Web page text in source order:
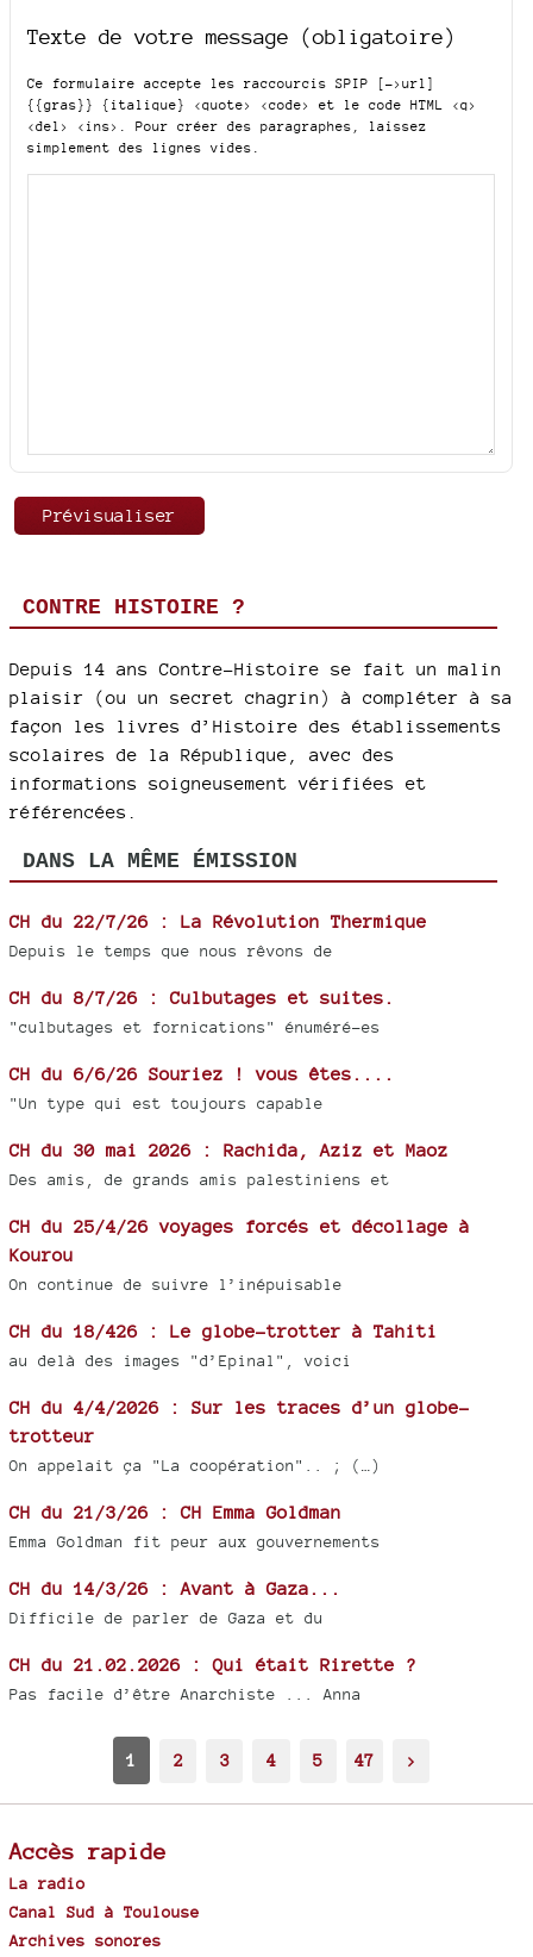
Texte de votre message (obligatoire)
Ce formulaire accepte les raccourcis SPIP
[->url]
{{gras}} {italique} <quote> <code>
et le code HTML <q>
<del> <ins> . Pour créer des paragraphes, laissez
simplement des lignes vides.
CONTRE HISTOIRE ?
Depuis 14 ans Contre-Histoire se fait un malin
plaisir (ou un secret chagrin) à compléter à sa
façon les livres d’Histoire des établissements
scolaires de la République, avec des
informations soigneusement vérifiées et
référencées.
DANS LA MÊME ÉMISSION
CH du 22/7/26 : La Révolution Thermique
Depuis le temps que nous rêvons de
CH du 8/7/26 : Culbutages et suites.
"culbutages et fornications" énuméré-es
CH du 6/6/26 Souriez ! vous êtes....
"Un type qui est toujours capable
CH du 30 mai 2026 : Rachida, Aziz et Maoz
Des amis, de grands amis palestiniens et
CH du 25/4/26 voyages forcés et décollage à
Kourou
On continue de suivre l’inépuisable
CH du 18/426 : Le globe-trotter à Tahiti
au delà des images "d’Epinal", voici
CH du 4/4/2026 : Sur les traces d’un globe-
trotteur
On appelait ça "La coopération".. ; (…)
CH du 21/3/26 : CH Emma Goldman
Emma Goldman fit peur aux gouvernements
CH du 14/3/26 : Avant à Gaza...
Difficile de parler de Gaza et du
CH du 21.02.2026 : Qui était Rirette ?
Pas facile d’être Anarchiste ... Anna
1 2 3 4 5 47 >
Accès rapide
La radio
Canal Sud à Toulouse
Archives sonores